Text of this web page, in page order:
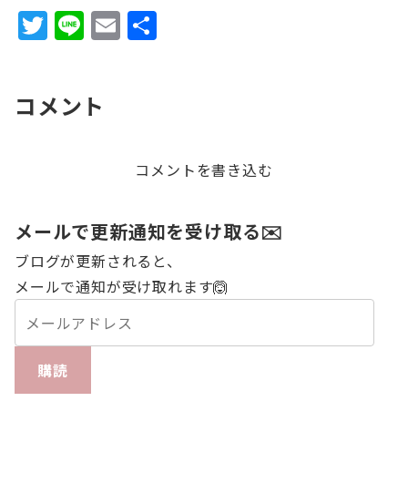
T
w
te
Li
n
E
m
コメント
コメントを書き込む
メールで更新通知を受け取る✉️
ブログが更新されると、
メールで通知が受け取れます🙆
購読